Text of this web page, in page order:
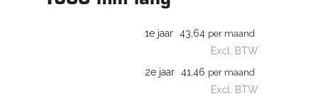
1e jaar 43,64 per maand
Excl. BTW
2e jaar 41,46 per maand
Excl. BTW